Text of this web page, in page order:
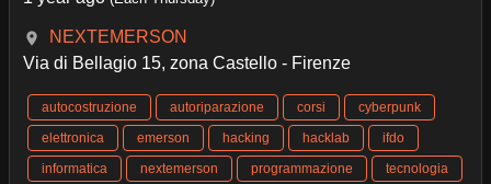
NEXTEMERSON
Via di Bellagio 15, zona Castello - Firenze
autocostruzione autoriparazione corsi
cyberpunk
elettronica
emerson hacking hacklab
ifdo
informatica
nextemerson programmazione
tecnologia